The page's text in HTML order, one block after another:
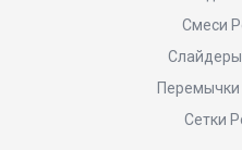
Смеси
Перемычки
Сетки